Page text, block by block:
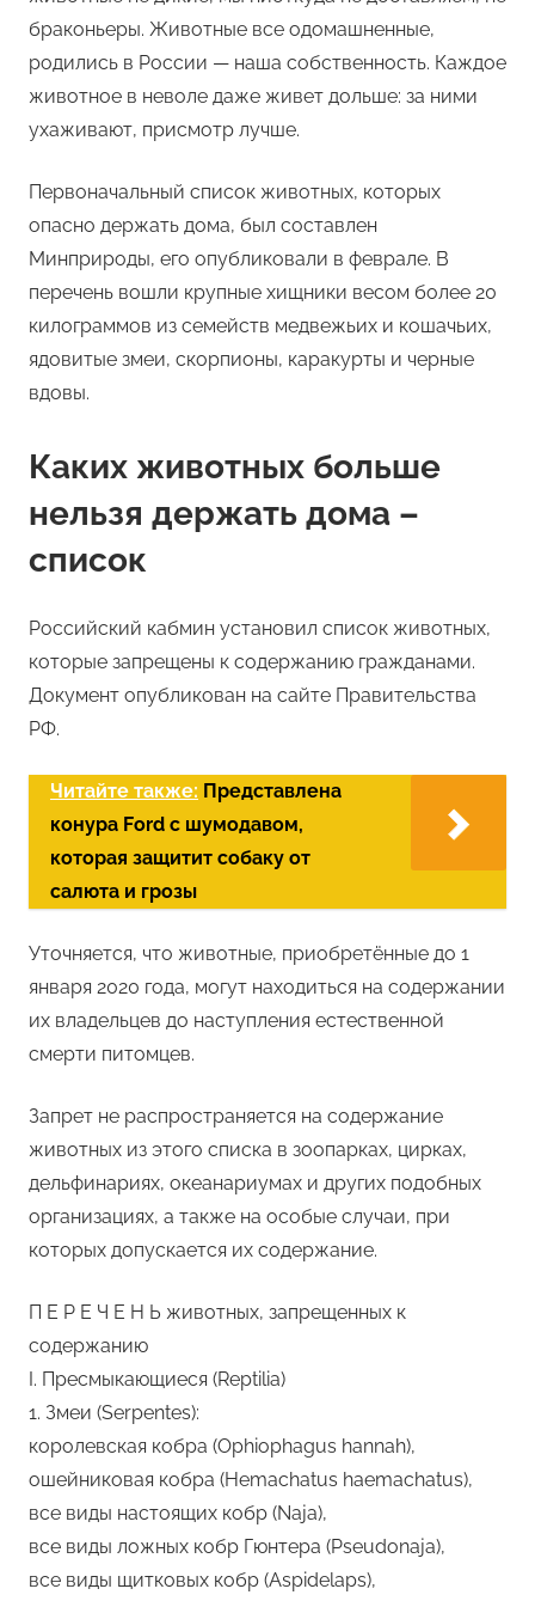
браконьеры. Животные все одомашненные,
родились в России — наша собственность. Каждое
животное в неволе даже живет дольше: за ними
ухаживают, присмотр лучше.
Первоначальный список животных, которых
опасно держать дома, был составлен
Минприроды, его опубликовали в феврале. В
перечень вошли крупные хищники весом более 20
килограммов из семейств медвежьих и кошачьих,
ядовитые змеи, скорпионы, каракурты и черные
вдовы.
Каких животных больше
нельзя держать дома –
список
Российский кабмин установил список животных,
которые запрещены к содержанию гражданами.
Документ опубликован на сайте Правительства
РФ.
Читайте также: Представлена
конура Ford с шумодавом,
которая защитит собаку от
салюта и грозы
Уточняется, что животные, приобретённые до 1
января 2020 года, могут находиться на содержании
их владельцев до наступления естественной
смерти питомцев.
Запрет не распространяется на содержание
животных из этого списка в зоопарках, цирках,
дельфинариях, океанариумах и других подобных
организациях, а также на особые случаи, при
которых допускается их содержание.
П Е Р Е Ч Е Н Ь животных, запрещенных к
содержанию
I. Пресмыкающиеся (Reptilia)
1. Змеи (Serpentes):
королевская кобра (Ophiophagus hannah),
ошейниковая кобра (Hemachatus haemachatus),
все виды настоящих кобр (Naja),
все виды ложных кобр Гюнтера (Pseudonaja),
все виды щитковых кобр (Aspidelaps),